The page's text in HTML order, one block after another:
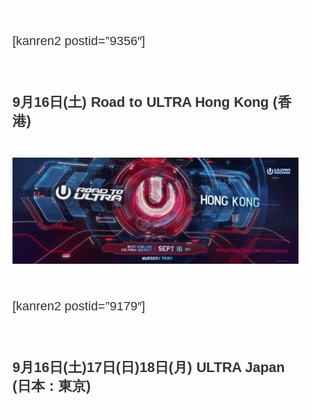
[kanren2 postid=”9356″]
9月16日(土) Road to ULTRA Hong Kong (香
港)
[kanren2 postid=”9179″]
9月16日(土)17日(日)18日(月) ULTRA Japan
(日本 : 東京)